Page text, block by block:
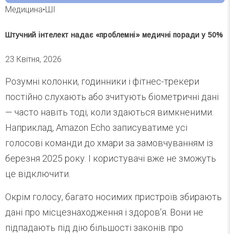
Медицина•ШІ
Штучний інтелект надає «проблемні» медичні поради у 50%
23 Квітня, 2026
Розумні колонки, годинники і фітнес-трекери
постійно слухають або зчитують біометричні дані
— часто навіть тоді, коли здаються вимкненими.
Наприклад, Amazon Echo записуватиме усі
голосові команди до хмари за замовчуванням із
березня 2025 року. І користувачі вже не зможуть
це відключити.
Окрім голосу, багато носимих пристроїв збирають
дані про місцезнаходження і здоров’я. Вони не
підпадають під дію більшості законів про